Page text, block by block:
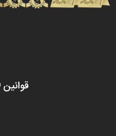
قوانین